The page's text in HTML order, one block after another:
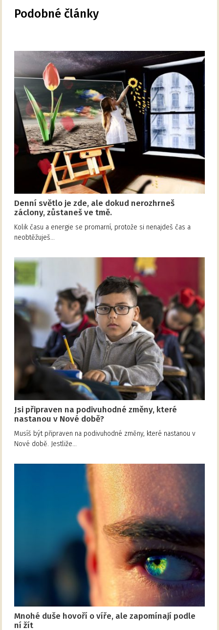
Podobné články
Denní světlo je zde, ale dokud nerozhrneš
záclony, zůstaneš ve tmě.
Kolik času a energie se promarní, protože si nenajdeš čas a
neobtěžuješ…
Jsi připraven na podivuhodné změny, které
nastanou v Nové době?
Musíš být připraven na podivuhodné změny, které nastanou v
Nové době. Jestliže…
Mnohé duše hovoří o víře, ale zapomínají podle
ní žít